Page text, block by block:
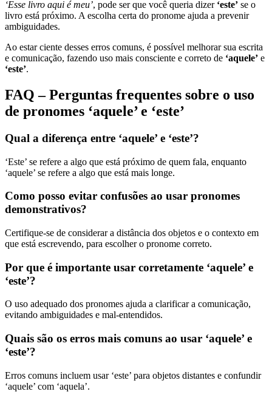
‘Esse livro aqui é meu’, pode ser que você queria dizer ‘este’ se o
livro está próximo. A escolha certa do pronome ajuda a prevenir
ambiguidades.
Ao estar ciente desses erros comuns, é possível melhorar sua escrita
e comunicação, fazendo uso mais consciente e correto de ‘aquele’ e
‘este’.
FAQ – Perguntas frequentes sobre o uso
de pronomes ‘aquele’ e ‘este’
Qual a diferença entre ‘aquele’ e ‘este’?
‘Este’ se refere a algo que está próximo de quem fala, enquanto
‘aquele’ se refere a algo que está mais longe.
Como posso evitar confusões ao usar pronomes
demonstrativos?
Certifique-se de considerar a distância dos objetos e o contexto em
que está escrevendo, para escolher o pronome correto.
Por que é importante usar corretamente ‘aquele’ e
‘este’?
O uso adequado dos pronomes ajuda a clarificar a comunicação,
evitando ambiguidades e mal-entendidos.
Quais são os erros mais comuns ao usar ‘aquele’ e
‘este’?
Erros comuns incluem usar ‘este’ para objetos distantes e confundir
‘aquele’ com ‘aquela’.